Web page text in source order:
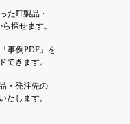
たIT製品・
探せます。
事例PDF」を
できます。
・発注先の
たします。